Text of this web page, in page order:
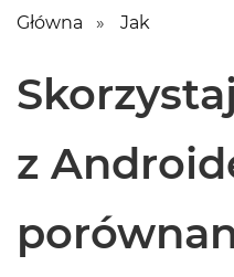
Główna Jak
z